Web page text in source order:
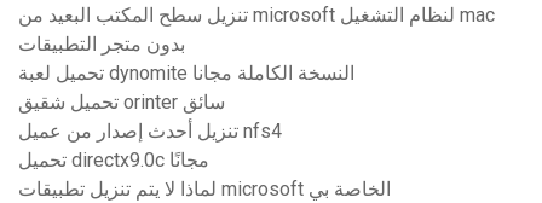
تنزيل سطح المكتب البعيد من microsoft لنظام التشغيل mac
بدون متجر التطبيقات
تحميل لعبة dynomite النسخة الكاملة مجانا
تحميل شقيق orinter سائق
تنزيل أحدث إصدار من عميل nfs4
تحميل directx9.0c مجانًا
لماذا لا يتم تنزيل تطبيقات microsoft الخاصة بي